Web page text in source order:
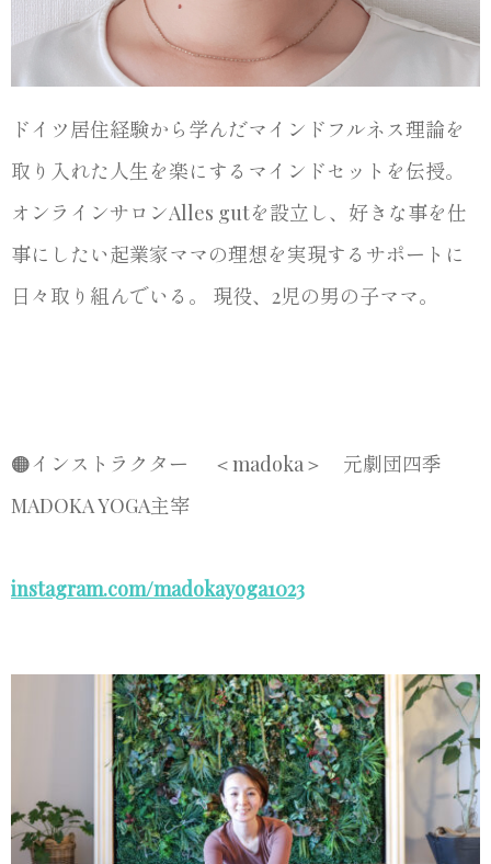
ドイツ居住経験から学んだマインドフルネス理論を
取り入れた人生を楽にするマインドセットを伝授。
オンラインサロンAlles gutを設立し、好きな事を仕
事にしたい起業家ママの理想を実現するサポートに
日々取り組んでいる。 現役、2児の男の子ママ。
🟠インストラクター ＜madoka＞ 元劇団四季
MADOKA YOGA主宰
instagram.com/madokayoga1023